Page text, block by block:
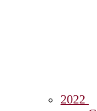
2022